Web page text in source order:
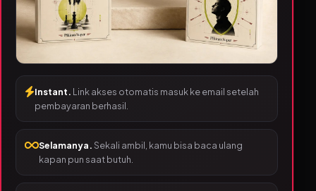
Instant. Link akses otomatis masuk ke email setelah
pembayaran berhasil.
Selamanya.Sekali ambil, kamu bisa baca ulang
kapan pun saat butuh.